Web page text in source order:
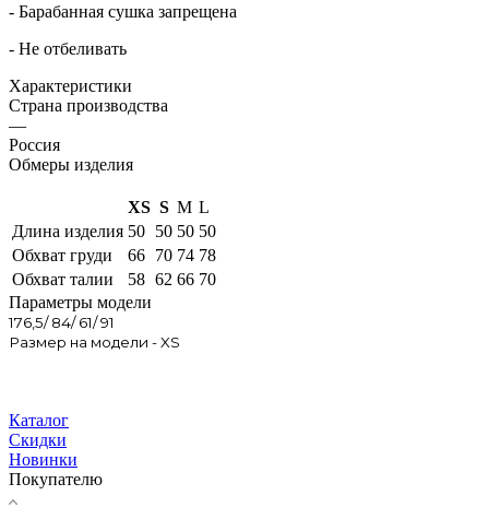
- Барабанная сушка запрещена
- Не отбеливать
Характеристики
Страна производства
—
Россия
Обмеры изделия
XS S M L
Длина изделия 50 50 50 50
Обхват груди
66 70 74 78
Обхват талии
58 62 66 70
Параметры модели
176,5/ 84/ 61/ 91
Размер на модели - XS
Каталог
Скидки
Новинки
Покупателю